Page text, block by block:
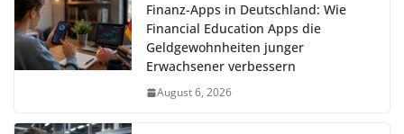
Finanz-Apps in Deutschland: Wie
Financial Education Apps die
Geldgewohnheiten junger
Erwachsener verbessern
August 6, 2026